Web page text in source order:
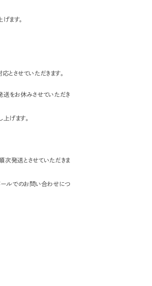
ます。
とさせていただきます。
をお休みさせていただき
げます。
発送とさせていただきま
ルでのお問い合わせにつ